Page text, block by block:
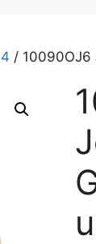
/ 10090OJ6